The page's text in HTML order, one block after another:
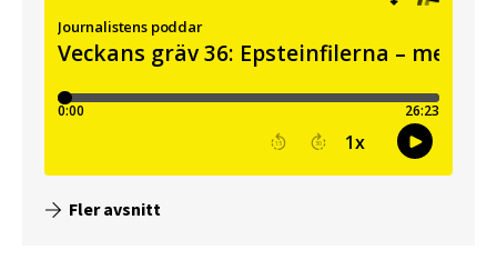
Fler avsnitt